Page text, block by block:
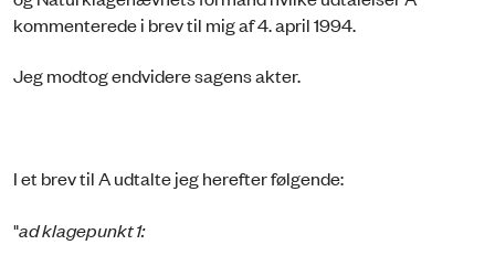
kommenterede i brev til mig af 4. april 1994.
Jeg modtog endvidere sagens akter.
I et brev til A udtalte jeg herefter følgende:
"ad klagepunkt 1: